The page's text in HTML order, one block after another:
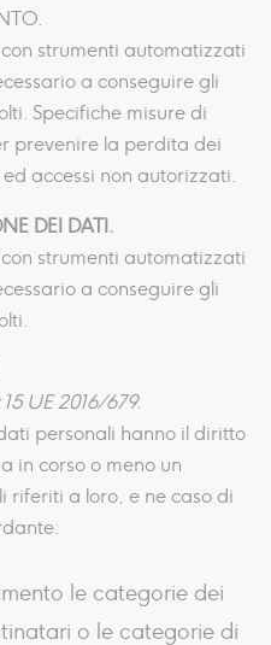
strumenti automatizzati
a conseguire gli
Specifiche misure di
prevenire la perdita dei
accessi non autorizzati.
DEI DATI.
strumenti automatizzati
a conseguire gli
UE 2016/679.
personali hanno il diritto
in corso o meno un
riferiti a loro, e ne caso di
le categorie dei
o le categorie di